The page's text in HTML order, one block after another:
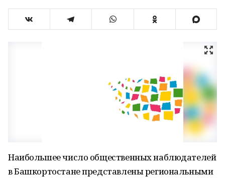
Наибольшее число общественных наблюдателей
в Башкортостане представлены региональными